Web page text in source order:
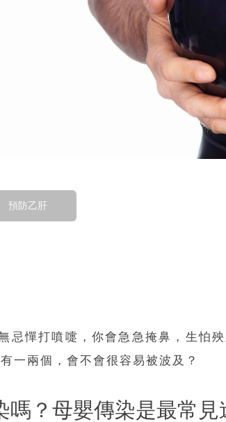
預防乙肝
忌憚打噴嚏，你會急急掩鼻，生怕
一兩個，會不會很容易被波及？
嗎？母嬰傳染是最常見